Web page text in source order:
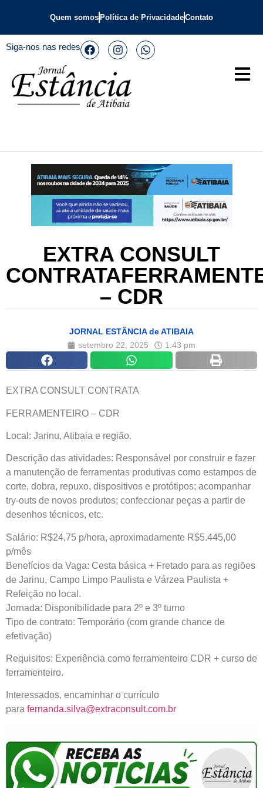
Quem somos Política de PrivacidadeContato
Siga-nos nas redes
EXTRA CONSULT
– CDR
JORNAL ESTÂNCIA de ATIBAIA
setembro 22, 2025
1:43 pm
EXTRA CONSULT CONTRATA
FERRAMENTEIRO – CDR
Local: Jarinu, Atibaia e região.
Descrição das atividades: Responsável por construir e fazer
a manutenção de ferramentas produtivas como estampos de
corte, dobra, repuxo, dispositivos e protótipos; acompanhar
try-outs de novos produtos; confeccionar peças a partir de
desenhos técnicos, etc.
Salário: R$24,75 p/hora, aproximadamente R$5.445,00
p/mês
Benefícios da Vaga: Cesta básica + Fretado para as regiões
de Jarinu, Campo Limpo Paulista e Várzea Paulista +
Refeição no local.
Jornada: Disponibilidade para 2º e 3º turno
Tipo de contrato: Temporário (com grande chance de
efetivação)
Requisitos: Experiência como ferramenteiro CDR + curso de
ferramenteiro.
Interessados, encaminhar o currículo
para fernanda.silva@extraconsult.com.br